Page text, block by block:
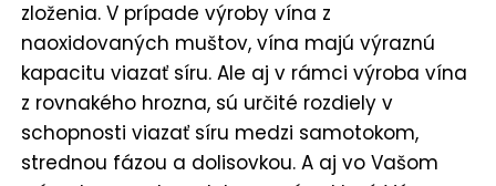
zloženia. V prípade výroby vína z
naoxidovaných muštov, vína majú výraznú
kapacitu viazať síru. Ale aj v rámci výroba vína
z rovnakého hrozna, sú určité rozdiely v
schopnosti viazať síru medzi samotokom,
strednou fázou a dolisovkou. A aj vo Vašom